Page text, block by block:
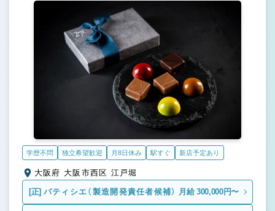
学歴不問 独立希望歓迎 月8日休み 駅すぐ 新店予定あり
大阪府 大阪市西区 江戸堀
[正] パティシエ（製造開発責任者候補） 月給 300,000円〜